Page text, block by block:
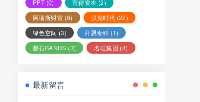
PPT (0) 富傳资本 (2)
阿瑞斯财富 (8) 汉克时代 (22)
绿色空间 (3) 拜恩泰科 (1)
磐石BANDS (3) 名旺集团 (8)
最新留言